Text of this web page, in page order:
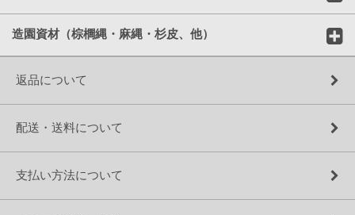
造園資材（棕櫚縄・麻縄・杉皮、他）
返品について
配送・送料について
支払い方法について